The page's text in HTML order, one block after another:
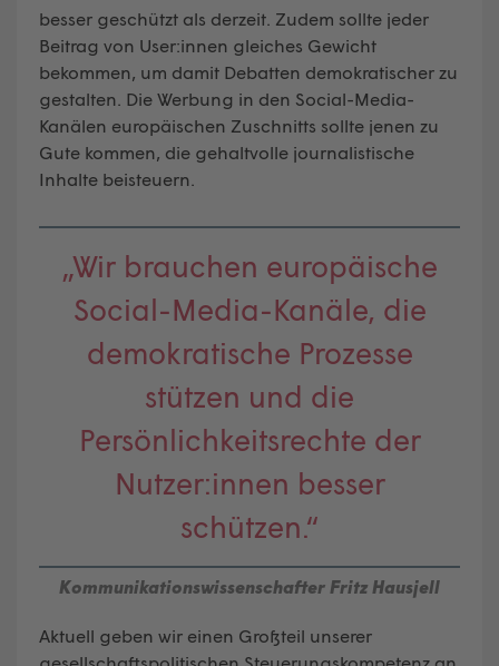
besser geschützt als derzeit. Zudem sollte jeder
Beitrag von User:innen gleiches Gewicht
bekommen, um damit Debatten demokratischer zu
gestalten. Die Werbung in den Social-Media-
Kanälen europäischen Zuschnitts sollte jenen zu
Gute kommen, die gehaltvolle journalistische
Inhalte beisteuern.
„Wir brauchen europäische
Social-Media-Kanäle, die
demokratische Prozesse
stützen und die
Persönlichkeitsrechte der
Nutzer:innen besser
schützen.“
Kommunikationswissenschafter Fritz Hausjell
Aktuell geben wir einen Großteil unserer